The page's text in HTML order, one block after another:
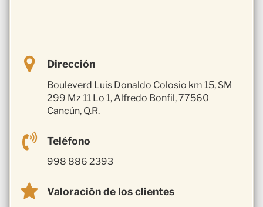
Dirección
Bouleverd Luis Donaldo Colosio km 15, SM
299 Mz 11 Lo 1, Alfredo Bonfil, 77560
Cancún, Q.R.
Teléfono
998 886 2393
Valoración de los clientes